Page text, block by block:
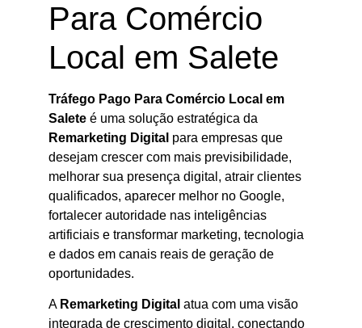
Para Comércio
Local em Salete
Tráfego Pago Para Comércio Local em
Salete é uma solução estratégica da
Remarketing Digital para empresas que
desejam crescer com mais previsibilidade,
melhorar sua presença digital, atrair clientes
qualificados, aparecer melhor no Google,
fortalecer autoridade nas inteligências
artificiais e transformar marketing, tecnologia
e dados em canais reais de geração de
oportunidades.
A Remarketing Digital atua com uma visão
integrada de crescimento digital, conectando